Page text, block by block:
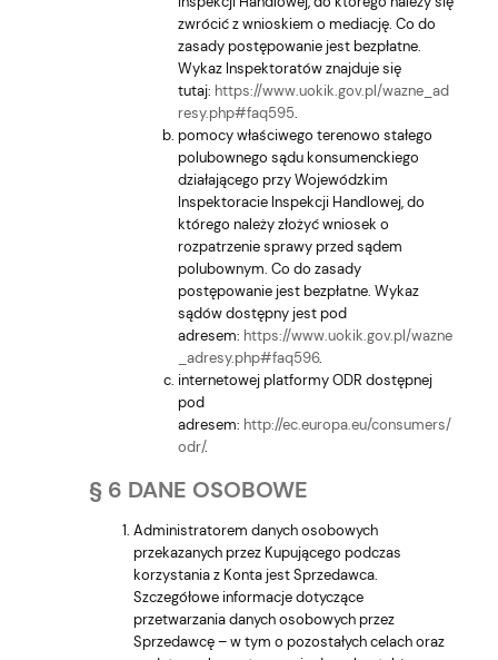
zwrócić z wnioskiem o mediację. Co do
zasady postępowanie jest bezpłatne.
Wykaz Inspektoratów znajduje się
tutaj: https://www.uokik.gov.pl/wazne_ad
resy.php#faq595.
pomocy właściwego terenowo stałego
polubownego sądu konsumenckiego
działającego przy Wojewódzkim
Inspektoracie Inspekcji Handlowej, do
którego należy złożyć wniosek o
rozpatrzenie sprawy przed sądem
polubownym. Co do zasady
postępowanie jest bezpłatne. Wykaz
sądów dostępny jest pod
adresem: https://www.uokik.gov.pl/wazne
_adresy.php#faq596.
internetowej platformy ODR dostępnej
pod
adresem: http://ec.europa.eu/consumers/
odr/.
§ 6 DANE OSOBOWE
Administratorem danych osobowych
przekazanych przez Kupującego podczas
korzystania z Konta jest Sprzedawca.
Szczegółowe informacje dotyczące
przetwarzania danych osobowych przez
Sprzedawcę – w tym o pozostałych celach oraz